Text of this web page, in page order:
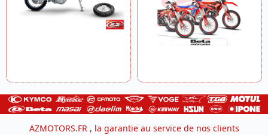
AZMOTORS.FR , la garantie au service de nos clients